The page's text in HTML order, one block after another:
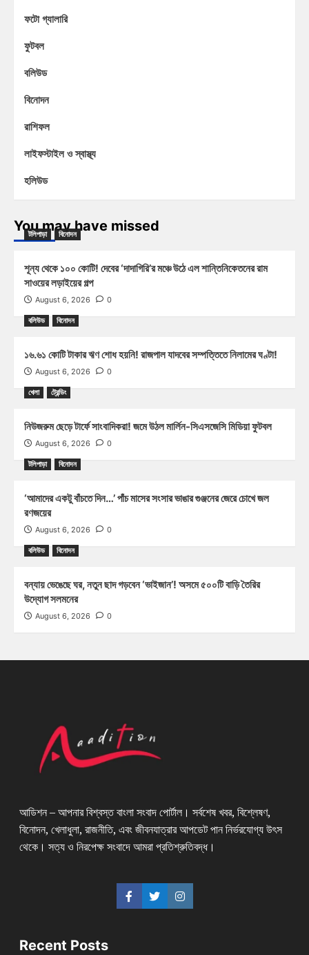
ফটো গ্যালারি
ফুটবল
বলিউড
বিনোদন
রাশিফল
লাইফস্টাইল ও স্বাস্থ্য
হলিউড
You may have missed
টলিপাড়া বিনোদন
শূন্য থেকে ১০০ কোটি! দেবের ‘দাদাগিরি’র মঞ্চে উঠে এল শান্তিনিকেতনের রাম
সাওয়ের লড়াইয়ের গল্প
August 6, 2026 0
বলিউড বিনোদন
১৬.৬১ কোটি টাকার ঋণ শোধ হয়নি! রাজপাল যাদবের সম্পত্তিতে নিলামের ঘণ্টা!
August 6, 2026 0
খেলা ট্রেন্ডিং
নিউজরুম ছেড়ে টার্ফে সাংবাদিকরা! জমে উঠল মার্লিন-সিএসজেসি মিডিয়া ফুটবল
August 6, 2026 0
টলিপাড়া বিনোদন
‘আমাদের একটু বাঁচতে দিন…’ পাঁচ মাসের সংসার ভাঙার গুঞ্জনের জেরে চোখে জল
রণজয়ের
August 6, 2026 0
বলিউড বিনোদন
বন্যায় ভেঙেছে ঘর, নতুন ছাদ গড়বেন ‘ভাইজান’! অসমে ৫০০টি বাড়ি তৈরির
উদ্যোগ সলমনের
August 6, 2026 0
আডিশন – আপনার বিশ্বস্ত বাংলা সংবাদ পোর্টাল। সর্বশেষ খবর, বিশ্লেষণ,
বিনোদন, খেলাধুলা, রাজনীতি, এবং জীবনযাত্রার আপডেট পান নির্ভরযোগ্য উৎস
থেকে। সত্য ও নিরপেক্ষ সংবাদে আমরা প্রতিশ্রুতিবদ্ধ।
Recent Posts